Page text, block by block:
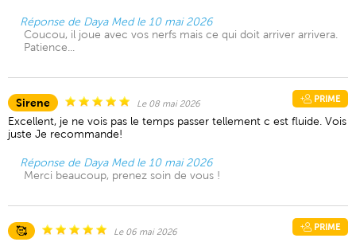
Réponse de Daya Med le 10 mai 2026
Coucou, il joue avec vos nerfs mais ce qui doit arriver arrivera.
Patience...
Sirene Le 08 mai 2026 PRIME
Excellent, je ne vois pas le temps passer tellement c est fluide. Vois
juste Je recommande!
Réponse de Daya Med le 10 mai 2026
Merci beaucoup, prenez soin de vous !
🥰 Le 06 mai 2026 PRIME